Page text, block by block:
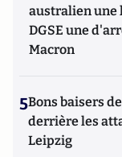
australien une
DGSE une
Macron
5Bons baisers
derrière les
Leipzig